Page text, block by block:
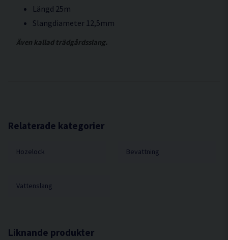
Längd 25m
Slangdiameter 12,5mm
Även kallad trädgårdsslang.
Relaterade kategorier
Hozelock Bevattning
Vattenslang
Liknande produkter